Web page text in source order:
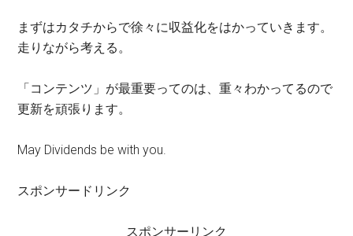
まずはカタチからで徐々に収益化をはかっていきます。
走りながら考える。
「コンテンツ」が最重要ってのは、重々わかってるので
更新を頑張ります。
May Dividends be with you.
スポンサードリンク
スポンサーリンク